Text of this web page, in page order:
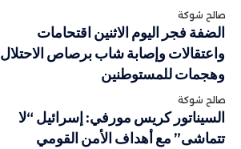
صالح شوكة
الضفة فجر اليوم الاثنين اقتحامات
واعتقالات وإصابة شاب برصاص الاحتلال
وهجمات للمستوطنين
صالح شوكة
السيناتور كريس مورفي: إسرائيل “لا
تتماشى” مع أهداف الأمن القومي